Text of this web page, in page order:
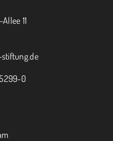
SPENDEN
11
0